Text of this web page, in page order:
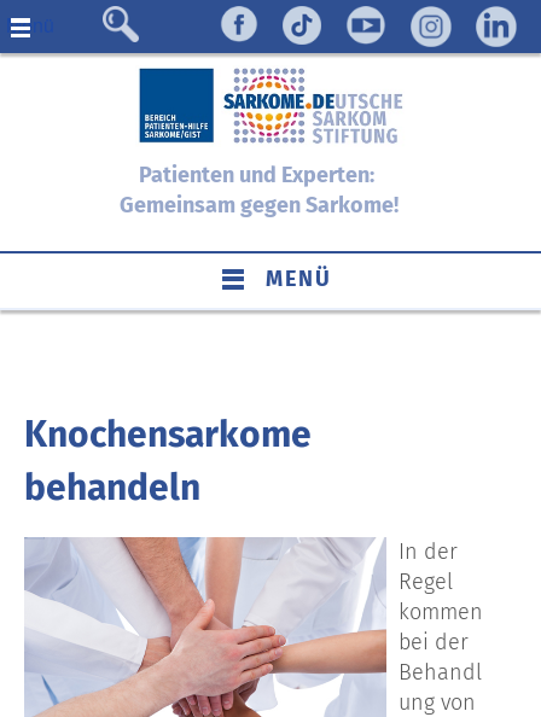
Menü
Patienten und Experten:
Gemeinsam gegen Sarkome!
MENÜ
Knochensarkome
behandeln
In der
Regel
kommen
bei der
Behandl
ung von